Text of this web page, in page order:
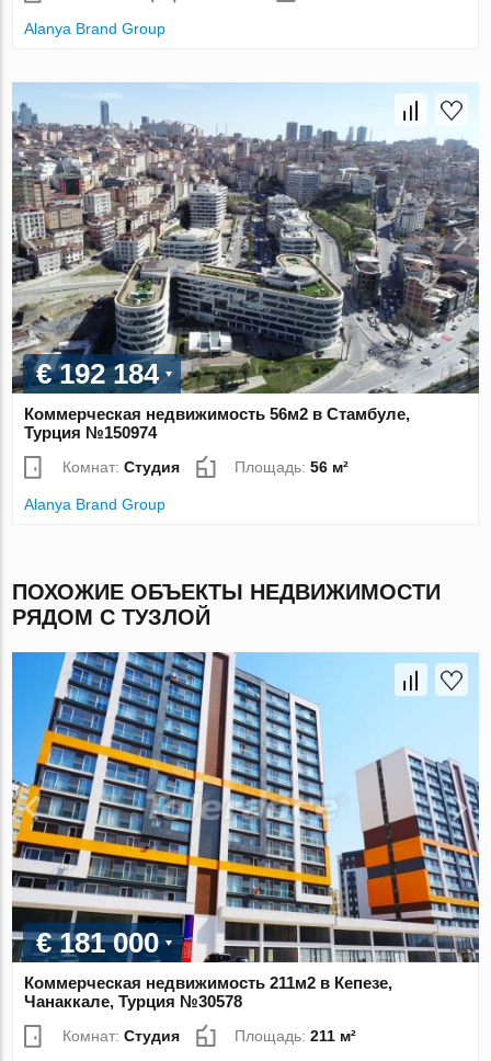
Alanya Brand Group
€ 192 184
Коммерческая недвижимость 56м2 в Стамбуле,
Турция №150974
Комнат:Студия Площадь:56 м²
Alanya Brand Group
ПОХОЖИЕ ОБЪЕКТЫ НЕДВИЖИМОСТИ
РЯДОМ С ТУЗЛОЙ
€ 181 000
Коммерческая недвижимость 211м2 в Кепезе,
Чанаккале, Турция №30578
Комнат:Студия Площадь:211 м²